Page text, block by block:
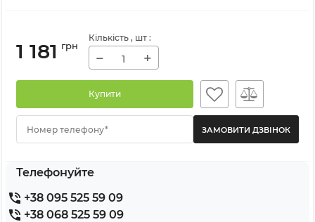
1 181 грн
Кількість , шт :
− +
Купити
Номер телефону*
Телефонуйте
+38 095 525 59 09
+38 068 525 59 09